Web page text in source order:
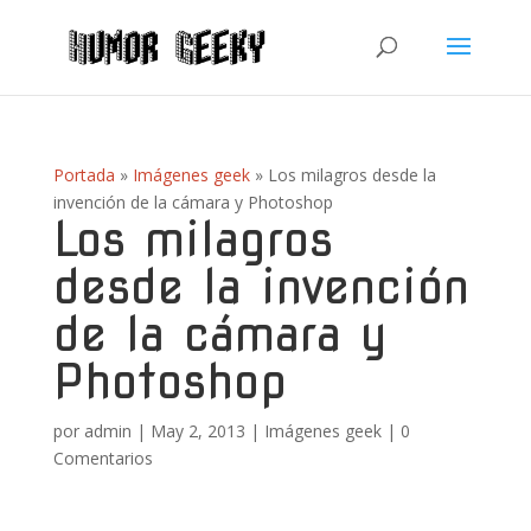
Portada » Imágenes geek» Los milagros desde la
invención de la cámara y Photoshop
Los milagros
desde la invención
de la cámara y
Photoshop
por admin | May 2, 2013 | Imágenes geek| 0
Comentarios